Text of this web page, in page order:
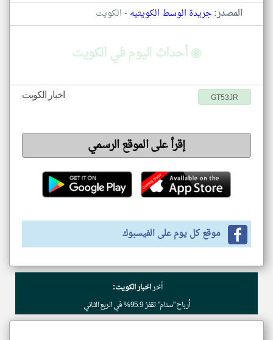
المصدر:جريدة الوسط الكويتيه-الكويت
◉ أحداث اليوم في الكويت
اخبار الكويت GT53JR
إقرأ على الموقع الرسمي
موقع كل يوم على الفيسبوك
أخراخبار الكويت:
أرباح "سنام" تقفز 95.9% في الربع الثاني